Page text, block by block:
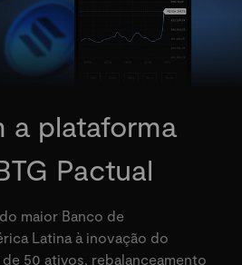
a plataforma
Pactual
maior Banco de
Latina à inovação do
50 ativos, rebalanceamento